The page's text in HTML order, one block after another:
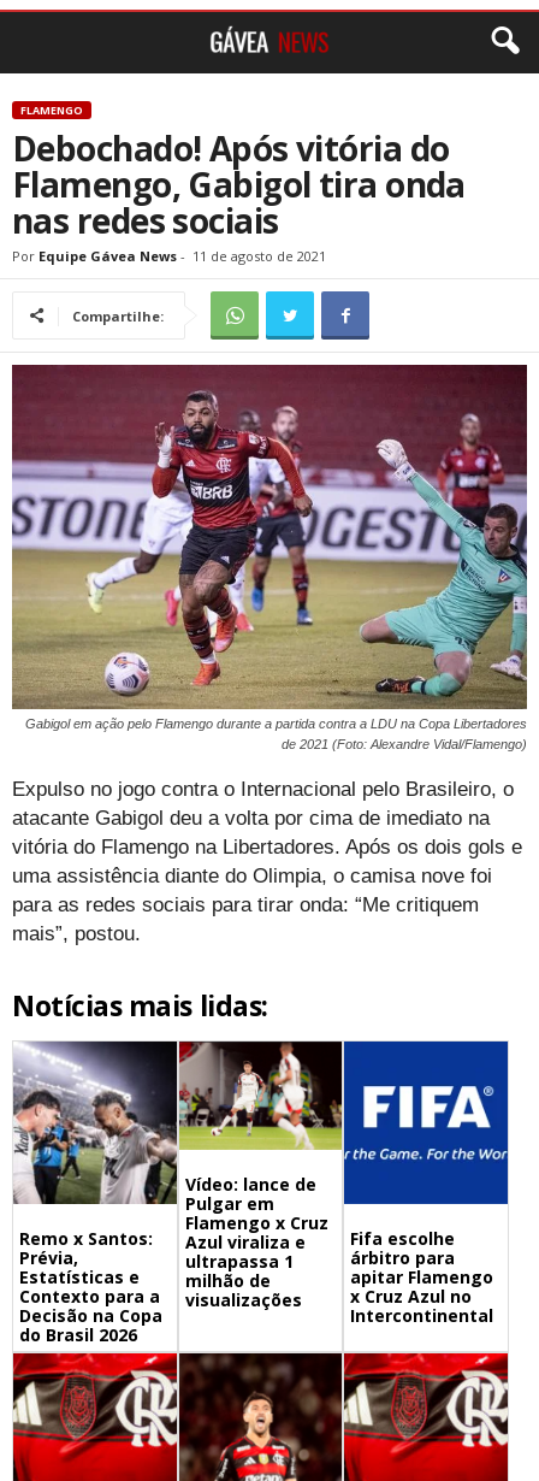
FLAMENGO
Debochado! Após vitória do
Flamengo, Gabigol tira onda
nas redes sociais
Por Equipe Gávea News - 11 de agosto de 2021
Compartilhe:
Gabigol em ação pelo Flamengo durante a partida contra a LDU na Copa Libertadores
de 2021 (Foto: Alexandre Vidal/Flamengo)
Expulso no jogo contra o Internacional pelo Brasileiro, o
atacante Gabigol deu a volta por cima de imediato na
vitória do Flamengo na Libertadores. Após os dois gols e
uma assistência diante do Olimpia, o camisa nove foi
para as redes sociais para tirar onda: “Me critiquem
mais”, postou.
Notícias mais lidas:
Remo x Santos:
Prévia,
Estatísticas e
Contexto para a
Decisão na Copa
do Brasil 2026
Vídeo: lance de
Pulgar em
Flamengo x Cruz
Azul viraliza e
ultrapassa 1
milhão de
visualizações
Fifa escolhe
árbitro para
apitar Flamengo
x Cruz Azul no
Intercontinental